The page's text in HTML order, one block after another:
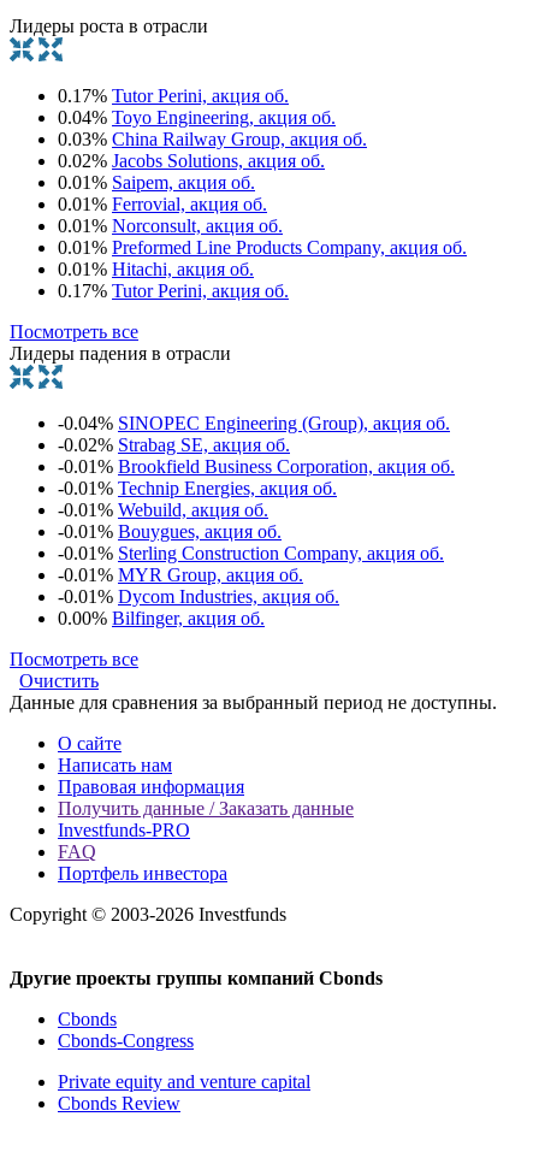
Лидеры роста в отрасли
0.17% Tutor Perini, акция об.
0.04% Toyo Engineering, акция об.
0.03% China Railway Group, акция об.
0.02% Jacobs Solutions, акция об.
0.01% Saipem, акция об.
0.01% Ferrovial, акция об.
0.01% Norconsult, акция об.
0.01% Preformed Line Products Company, акция об.
0.01% Hitachi, акция об.
0.17% Tutor Perini, акция об.
Посмотреть все
Лидеры падения в отрасли
-0.04% SINOPEC Engineering (Group), акция об.
-0.02% Strabag SE, акция об.
-0.01% Brookfield Business Corporation, акция об.
-0.01% Technip Energies, акция об.
-0.01% Webuild, акция об.
-0.01% Bouygues, акция об.
-0.01% Sterling Construction Company, акция об.
-0.01% MYR Group, акция об.
-0.01% Dycom Industries, акция об.
0.00% Bilfinger, акция об.
Посмотреть все
Очистить
Данные для сравнения за выбранный период не доступны.
О сайте
Написать нам
Правовая информация
Получить данные / Заказать данные
Investfunds-PRO
FAQ
Портфель инвестора
Copyright © 2003-2026 Investfunds
Другие проекты группы компаний Cbonds
Cbonds
Cbonds-Congress
Private equity and venture capital
Cbonds Review